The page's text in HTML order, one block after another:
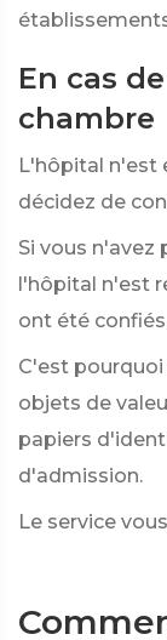
En cas
chambre
L'hôpital n'est
décidez de
Si vous n'avez
l'hôpital n'est
ont été
C'est
objets de
papiers
d'admission.
Le service